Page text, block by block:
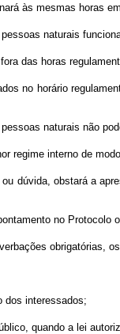
às mesmas horas
naturais
das horas
no horário
naturais não
regime interno de
dúvida, obstará a
no
obrigatórias,
dos interessados;
quando a lei